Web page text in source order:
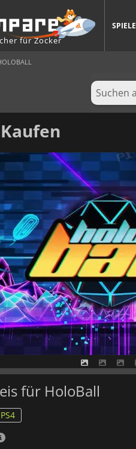
für Zocker
SPIELE
Kaufen
für HoloBall
PS4